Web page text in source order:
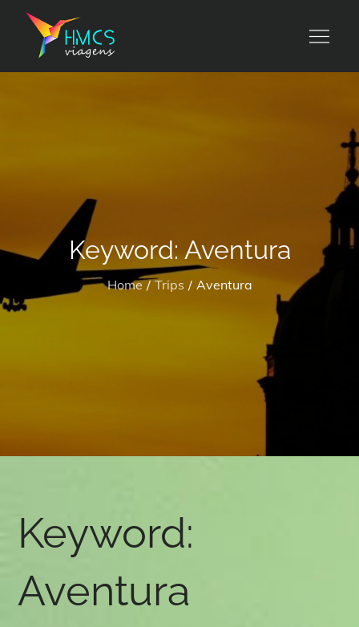
content
Keyword: Aventura
Home Trips Aventura
Keyword:
Aventura